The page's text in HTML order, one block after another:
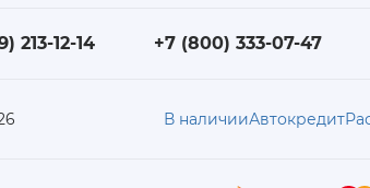
213-12-14 +7 (800) 333-07-47
В наличииАвтокредит